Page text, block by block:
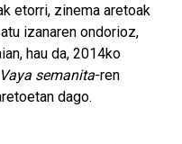
etorri, zinema aretoak
izanaren ondorioz,
hau da, 2014ko
Vaya semanita-ren
dago.